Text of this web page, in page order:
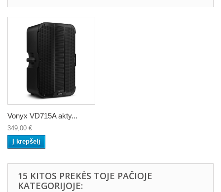
Vonyx VD715A akty...
349,00 €
Į krepšelį
15 KITOS PREKĖS TOJE PAČIOJE
KATEGORIJOJE: